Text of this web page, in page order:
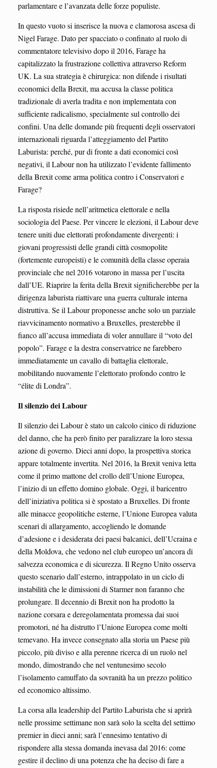
parlamentare e l’avanzata delle forze populiste.
In questo vuoto si inserisce la nuova e clamorosa ascesa di
Nigel Farage. Dato per spacciato o confinato al ruolo di
commentatore televisivo dopo il 2016, Farage ha
capitalizzato la frustrazione collettiva attraverso Reform
UK. La sua strategia è chirurgica: non difende i risultati
economici della Brexit, ma accusa la classe politica
tradizionale di averla tradita e non implementata con
sufficiente radicalismo, specialmente sul controllo dei
confini. Una delle domande più frequenti degli osservatori
internazionali riguarda l’atteggiamento del Partito
Laburista: perché, pur di fronte a dati economici così
negativi, il Labour non ha utilizzato l’evidente fallimento
della Brexit come arma politica contro i Conservatori e
Farage?
La risposta risiede nell’aritmetica elettorale e nella
sociologia del Paese. Per vincere le elezioni, il Labour deve
tenere uniti due elettorati profondamente divergenti: i
giovani progressisti delle grandi città cosmopolite
(fortemente europeisti) e le comunità della classe operaia
provinciale che nel 2016 votarono in massa per l’uscita
dall’UE. Riaprire la ferita della Brexit significherebbe per la
dirigenza laburista riattivare una guerra culturale interna
distruttiva. Se il Labour proponesse anche solo un parziale
riavvicinamento normativo a Bruxelles, presterebbe il
fianco all’accusa immediata di voler annullare il “voto del
popolo”. Farage e la destra conservatrice ne farebbero
immediatamente un cavallo di battaglia elettorale,
mobilitando nuovamente l’elettorato profondo contro le
“élite di Londra”.
Il silenzio dei Labour
Il silenzio dei Labour è stato un calcolo cinico di riduzione
del danno, che ha però finito per paralizzare la loro stessa
azione di governo. Dieci anni dopo, la prospettiva storica
appare totalmente invertita. Nel 2016, la Brexit veniva letta
come il primo mattone del crollo dell’Unione Europea,
l’inizio di un effetto domino globale. Oggi, il baricentro
dell’iniziativa politica si è spostato a Bruxelles. Di fronte
alle minacce geopolitiche esterne, l’Unione Europea valuta
scenari di allargamento, accogliendo le domande
d’adesione e i desiderata dei paesi balcanici, dell’Ucraina e
della Moldova, che vedono nel club europeo un’ancora di
salvezza economica e di sicurezza. Il Regno Unito osserva
questo scenario dall’esterno, intrappolato in un ciclo di
instabilità che le dimissioni di Starmer non faranno che
prolungare. Il decennio di Brexit non ha prodotto la
nazione corsara e deregolamentata promessa dai suoi
promotori, né ha distrutto l’Unione Europea come molti
temevano. Ha invece consegnato alla storia un Paese più
piccolo, più diviso e alla perenne ricerca di un ruolo nel
mondo, dimostrando che nel ventunesimo secolo
l’isolamento camuffato da sovranità ha un prezzo politico
ed economico altissimo.
La corsa alla leadership del Partito Laburista che si aprirà
nelle prossime settimane non sarà solo la scelta del settimo
premier in dieci anni; sarà l’ennesimo tentativo di
rispondere alla stessa domanda inevasa dal 2016: come
gestire il declino di una potenza che ha deciso di fare a